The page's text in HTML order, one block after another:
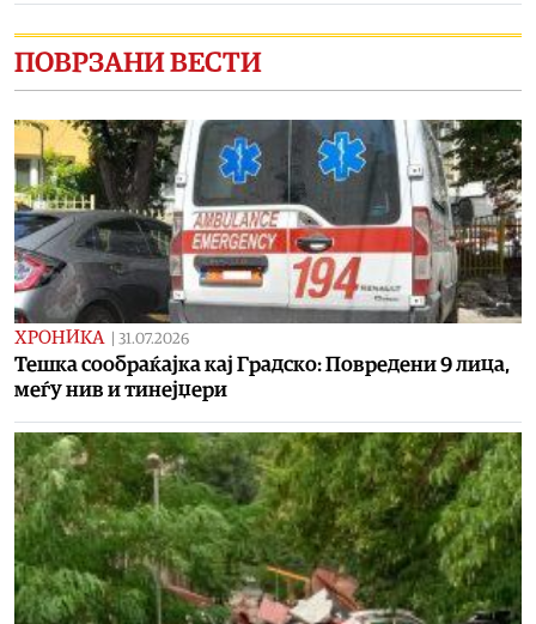
ПОВРЗАНИ ВЕСТИ
ХРОНИКА 31.07.2026
Тешка сообраќајка кај Градско: Повредени 9 лица,
меѓу нив и тинејџери